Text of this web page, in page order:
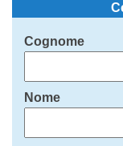
Cognome
Nome